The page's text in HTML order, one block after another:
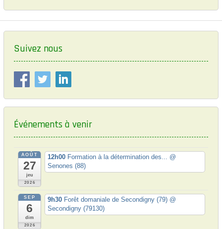
a
e
u
s
p
o
:
s
t
:
Suivez nous
Événements à venir
AOÛT
27
jeu
2026
12h00 Formation à la détermination des... @
Senones (88)
SEP
6
dim
2026
9h30 Forêt domaniale de Secondigny (79) @
Secondigny (79130)